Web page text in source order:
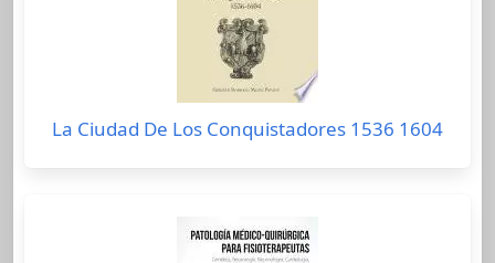
La Ciudad De Los Conquistadores 1536 1604